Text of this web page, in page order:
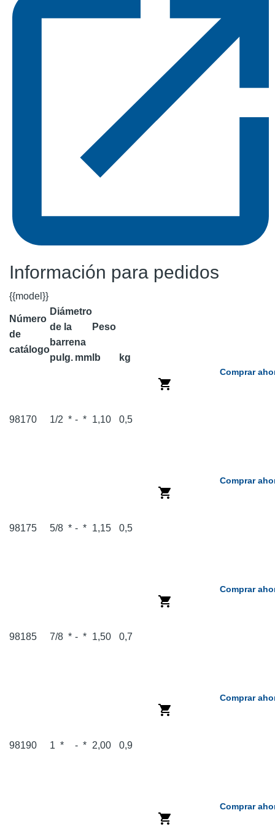
Información para pedidos
{{model}}
Número
de
catálogo
Diámetro
de la
barrena
Peso
pulg. mm lb kg
98170 1/2 * - * 1,10 0,5
Comprar
98175 5/8 * - * 1,15 0,5
Comprar
98185 7/8 * - * 1,50 0,7
Comprar
98190 1 * - * 2,00 0,9
Comprar
Comprar